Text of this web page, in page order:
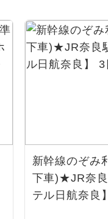
新幹線のぞみ
下車)★JR奈
テル日航奈良